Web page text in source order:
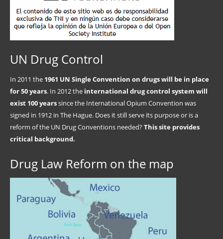
UN Drug Control
In 2011 the 1961 UN Single Convention on drugs will be in place
for 50 years. In 2012 the international drug control system will
exist 100 yearssince the International Opium Convention was
signed in 1912 in The Hague. Does it still serve its purpose or is a
reform of the UN Drug Conventions needed?This site provides
critical background.
Drug Law Reform on the map